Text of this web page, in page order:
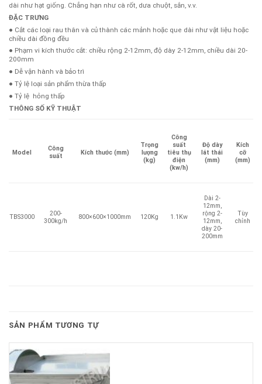
dài như hạt giống. Chẳng hạn như cà rốt, dưa chuột, sắn, v.v.
ĐẶC TRƯNG
● Cắt các loại rau thân và củ thành các mảnh hoặc que dài như vật liệu hoặc
chiều dài đồng đều
● Phạm vi kích thước cắt: chiều rộng 2-12mm, độ dày 2-12mm, chiều dài 20-
200mm
● Dễ vận hành và bảo trì
● Tỷ lệ loại sản phẩm thừa thấp
● Tỷ lệ hỏng thấp
THÔNG SỐ KỸ THUẬT
Model
Công
suất
Kích thước (mm)
Trọng
lượng
(kg)
Công
suất
tiêu thụ
điện
(kw/h)
Độ dày
lát thái
(mm)
Kích
cỡ
(mm)
TBS3000
200-
300kg/h
800×600×1000mm 120Kg 1.1Kw
Dài 2-
12mm,
rộng 2-
12mm,
dày 20-
200mm
Tùy
chỉnh
SẢN PHẨM TƯƠNG TỰ